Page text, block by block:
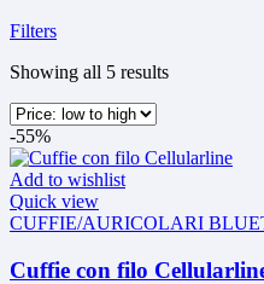
Filters
Showing all 5 resultsSorted
to
-55%
Add to wishlist
Quick view
CUFFIE/AURICOLARI
Cuffie con filo